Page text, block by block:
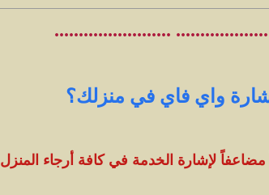
واي فاي في منزلك؟
لإشارة الخدمة في كافة أرجاء المنزل